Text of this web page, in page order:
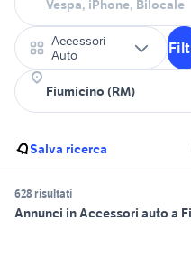
Accessori
Auto
Salva ricerca
628 risultati
Annunci in Accessori auto a